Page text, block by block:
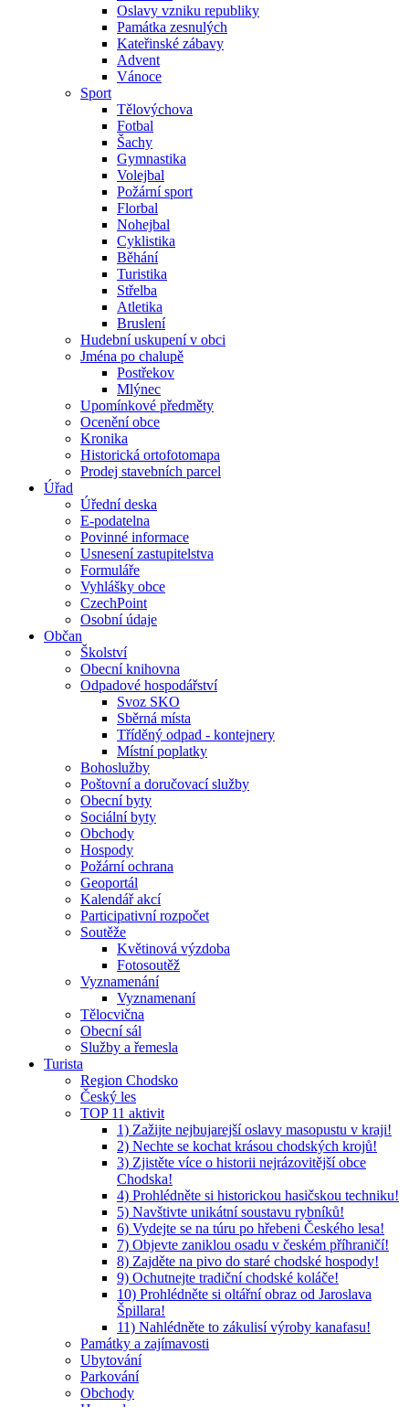
Oslavy vzniku republiky
Památka zesnulých
Kateřinské zábavy
Advent
Vánoce
Sport
Tělovýchova
Fotbal
Šachy
Gymnastika
Volejbal
Požární sport
Florbal
Nohejbal
Cyklistika
Běhání
Turistika
Střelba
Atletika
Bruslení
Hudební uskupení v obci
Jména po chalupě
Postřekov
Mlýnec
Upomínkové předměty
Ocenění obce
Kronika
Historická ortofotomapa
Prodej stavebních parcel
Úřad
Úřední deska
E-podatelna
Povinné informace
Usnesení zastupitelstva
Formuláře
Vyhlášky obce
CzechPoint
Osobní údaje
Občan
Školství
Obecní knihovna
Odpadové hospodářství
Svoz SKO
Sběrná místa
Tříděný odpad - kontejnery
Místní poplatky
Bohoslužby
Poštovní a doručovací služby
Obecní byty
Sociální byty
Obchody
Hospody
Požární ochrana
Geoportál
Kalendář akcí
Participativní rozpočet
Soutěže
Květinová výzdoba
Fotosoutěž
Vyznamenání
Vyznamenaní
Tělocvična
Obecní sál
Služby a řemesla
Turista
Region Chodsko
Český les
TOP 11 aktivit
1) Zažijte nejbujarejší oslavy masopustu v kraji!
2) Nechte se kochat krásou chodských krojů!
3) Zjistěte více o historii nejrázovitější obce
Chodska!
4) Prohlédněte si historickou hasičskou techniku!
5) Navštivte unikátní soustavu rybníků!
6) Vydejte se na túru po hřebeni Českého lesa!
7) Objevte zaniklou osadu v českém příhraničí!
8) Zajděte na pivo do staré chodské hospody!
9) Ochutnejte tradiční chodské koláče!
10) Prohlédněte si oltářní obraz od Jaroslava
Špillara!
11) Nahlédněte to zákulisí výroby kanafasu!
Památky a zajímavosti
Ubytování
Parkování
Obchody